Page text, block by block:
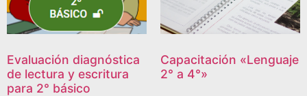
Evaluación diagnóstica
de lectura y escritura
para 2° básico
Capacitación «Lenguaje
2° a 4°»